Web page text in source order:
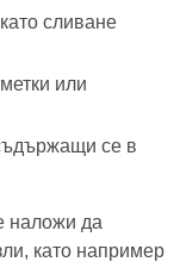
сливане
или
се в
наложи да
като например